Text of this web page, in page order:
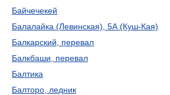
Байчечекей
Балалайка (Левинская), 5А (Куш-Кая)
Балкарский, перевал
Балкбаши, перевал
Балтика
Балторо, ледник